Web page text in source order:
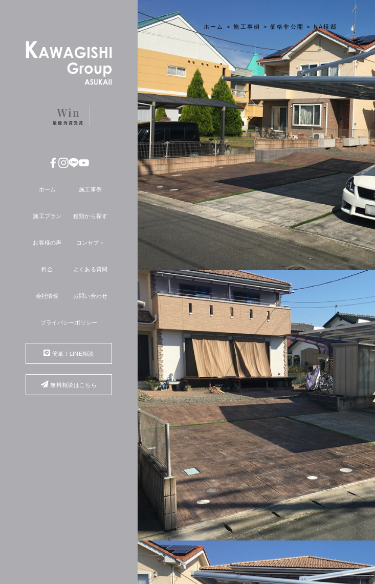
Win
最優秀賞受賞
ホーム 施工事例
施工プラン 種類から探す
お客様の声 コンセプト
料金 よくある質問
会社情報 お問い合わせ
プライバシーポリシー
簡単！LINE相談
無料相談はこちら
ホーム >施工事例 > 価格非公開 > NA様邸